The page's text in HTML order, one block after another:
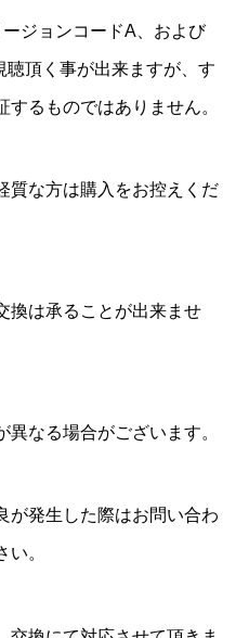
a
ジョンコードA、および
頂く事が出来ますが、す
るものではありません。
質な方は購入をお控えくだ
換は承ることが出来ませ
なる場合がございます。
が発生した際はお問い合わ
。